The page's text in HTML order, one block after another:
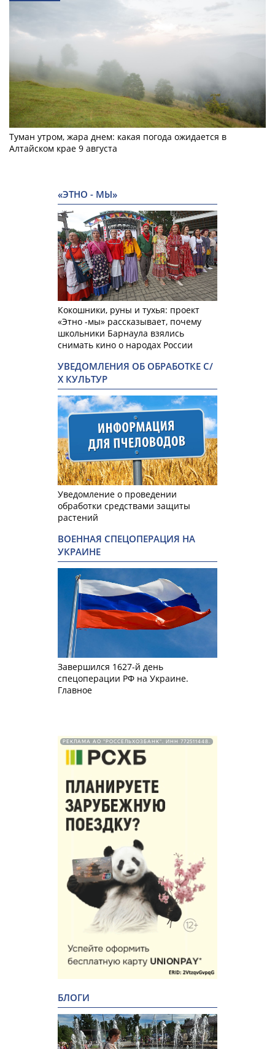
Туман утром, жара днем: какая погода ожидается в
Алтайском крае 9 августа
«ЭТНО - МЫ»
Кокошники, руны и тухья: проект
«Этно -мы» рассказывает, почему
школьники Барнаула взялись
снимать кино о народах России
УВЕДОМЛЕНИЯ ОБ ОБРАБОТКЕ С/
Х КУЛЬТУР
Уведомление о проведении
обработки средствами защиты
растений
ВОЕННАЯ СПЕЦОПЕРАЦИЯ НА
УКРАИНЕ
Завершился 1627-й день
спецоперации РФ на Украине.
Главное
РЕКЛАМА АО "РОССЕЛЬХОЗБАНК". ИНН 772511448.
БЛОГИ